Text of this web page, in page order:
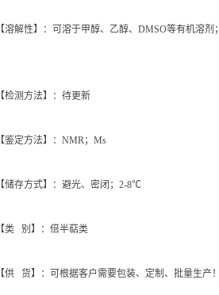
【溶解性】：可溶于甲醇、乙醇、DMSO等有机溶剂；
【检测方法】：待更新
【鉴定方法】：NMR；Ms
【储存方式】：避光、密闭；2-8℃
【类 别】：倍半萜类
【供 货】：可根据客户需要包装、定制、批量生产！